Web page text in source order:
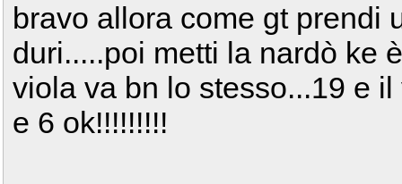
bravo allora come gt prendi
duri.....poi metti la nardò ke
viola va bn lo stesso...19 e
e 6 ok!!!!!!!!!